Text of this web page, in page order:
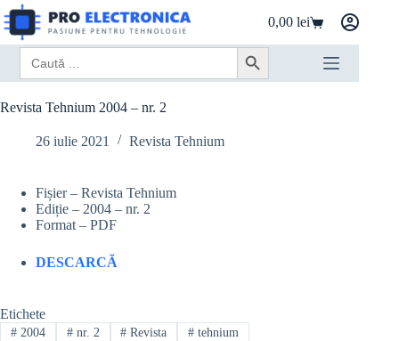
Sari
la
conținut
Coș
de
cumpărături
0,00lei
Search
for:
Search Button
Revista Tehnium 2004 – nr. 2
26 iulie 2021 Revista Tehnium
Fișier – Revista Tehnium
Ediție – 2004 – nr. 2
Format – PDF
DESCARCĂ
Etichete
#2004 #nr. 2 # Revista # tehnium